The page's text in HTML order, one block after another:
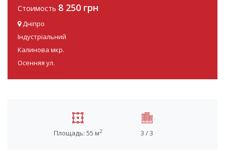
Стоимость 8 250 грн
Дніпро
Індустріальний
Калинова мкр.
Осенняя ул.
Площадь: 55 м2 3 / 3